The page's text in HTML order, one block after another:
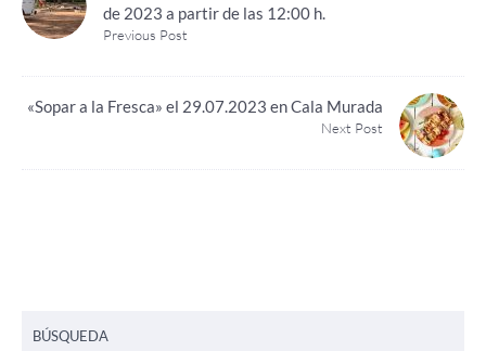
de 2023 a partir de las 12:00 h.
Previous Post
«Sopar a la Fresca» el 29.07.2023 en Cala Murada
Next Post
BÚSQUEDA